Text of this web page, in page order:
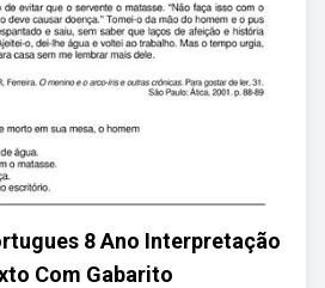
8 Ano Interpretação
Com Gabarito